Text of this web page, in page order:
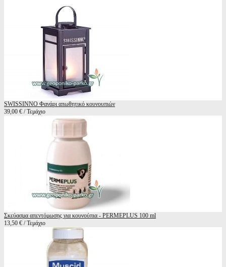
SWISSINNO Φανάρι απωθητικό κουνουπιών
39,00 € / Τεμάχιο
Σκεύασμα απεντόμωσης για κουνούπια - PERMEPLUS 100 ml
13,50 € / Τεμάχιο